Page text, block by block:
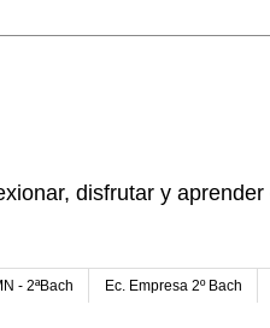
disfrutar y
- 2ªBach Ec. Empresa 2º Bach